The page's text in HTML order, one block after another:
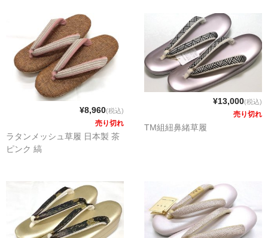
¥8,960(税込)
売り切れ
ラタンメッシュ草履 日本製 茶
ピンク 縞
¥13,000(税込)
売り切れ
TM組紐鼻緒草履